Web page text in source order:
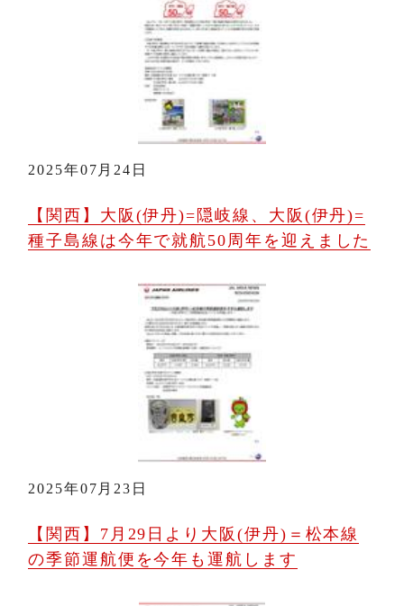
2025年07月24日
【関西】大阪(伊丹)=隠岐線、大阪(伊丹)=
種子島線は今年で就航50周年を迎えました
2025年07月23日
【関西】7月29日より大阪(伊丹)＝松本線
の季節運航便を今年も運航します